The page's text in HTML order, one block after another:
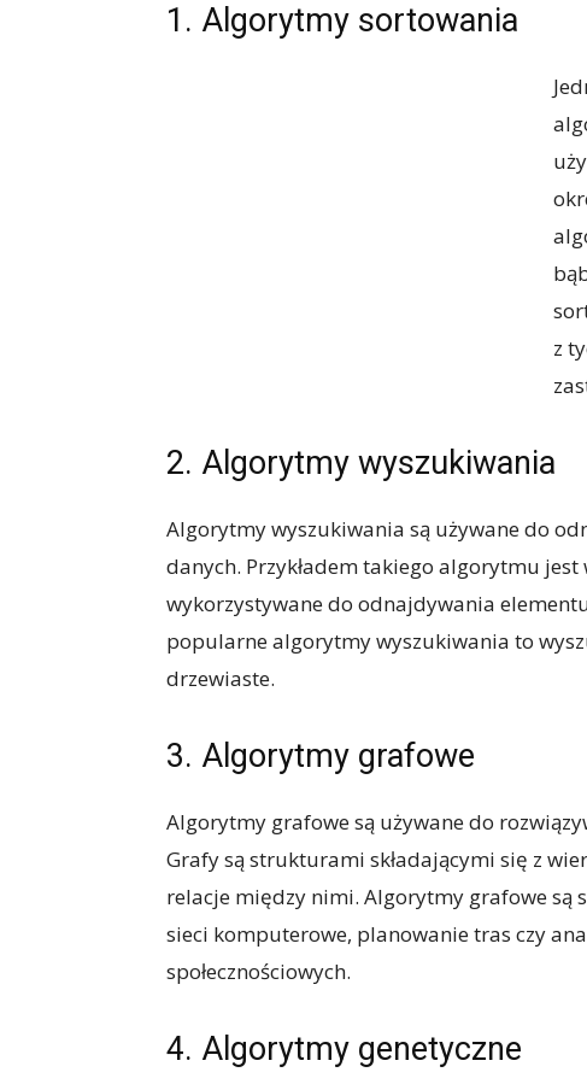
1. Algorytmy sortowania
z
2. Algorytmy wyszukiwania
Algorytmy wyszukiwania są używane do
danych. Przykładem takiego algorytmu
wykorzystywane do odnajdywania
popularne algorytmy wyszukiwania to
drzewiaste.
3. Algorytmy grafowe
Algorytmy grafowe są używane do
Grafy są strukturami składającymi się z
relacje między nimi. Algorytmy grafowe są
sieci komputerowe, planowanie tras czy
społecznościowych.
4. Algorytmy genetyczne